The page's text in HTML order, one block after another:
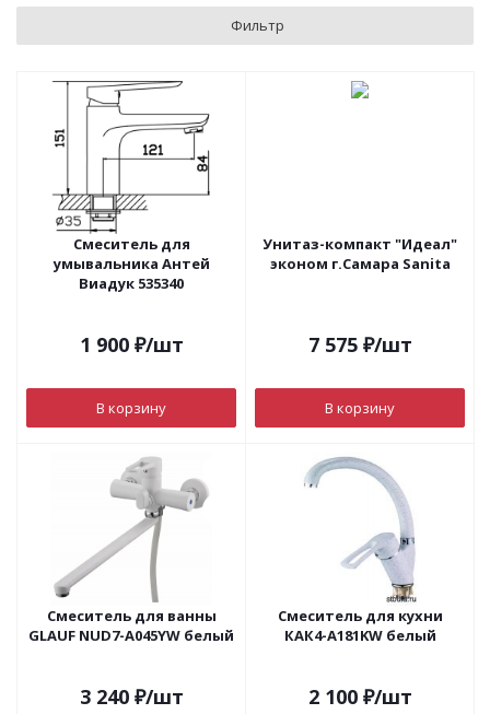
Фильтр
Смеситель для
умывальника Антей
Виадук 535340
1 900₽/шт
В корзину
Унитаз-компакт "Идеал"
эконом г.Самара Sanita
7 575₽/шт
В корзину
Смеситель для ванны
GLAUF NUD7-A045YW белый
3 240₽/шт
Смеситель для кухни
КАК4-А181KW белый
2 100₽/шт